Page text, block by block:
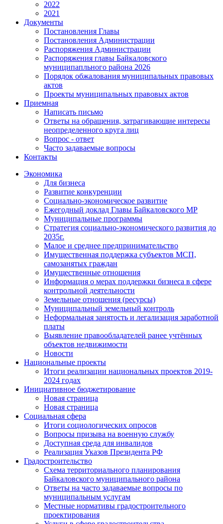
2022
2021
Документы
Постановления Главы
Постановления Администрации
Распоряжения Администрации
Распоряжения главы Байкаловского
муниципапльного района 2026
Порядок обжалования муниципальных правовых
актов
Проекты муниципальных правовых актов
Приемная
Написать письмо
Ответы на обращения, затрагивающие интересы
неопределенного круга лиц
Вопрос - ответ
Часто задаваемые вопросы
Контакты
Экономика
Для бизнеса
Развитие конкуренции
Социально-экономическое развитие
Ежегодный доклад Главы Байкаловского МР
Муниципальные программы
Стратегия социально-экономического развития до
2035г.
Малое и среднее предпринимательство
Имущественная поддержка субъектов МСП,
самозанятых граждан
Имущественные отношения
Информация о мерах поддержки бизнеса в сфере
контрольной деятельности
Земельные отношения (ресурсы)
Муниципальный земельный контроль
Неформальная занятость и легализация заработной
платы
Выявление правообладателей ранее учтённых
объектов недвижимости
Новости
Национальные проекты
Итоги реализации национальных проектов 2019-
2024 годах
Инициативное бюджетирование
Новая страница
Новая страница
Социальная сфера
Итоги социологических опросов
Вопросы призыва на военную службу
Доступная среда для инвалидов
Реализация Указов Президента РФ
Градостроительство
Схема территориального планирования
Байкаловского муниципального района
Ответы на часто задаваемые вопросы по
муниципальным услугам
Местные нормативы градостроительного
проектирования